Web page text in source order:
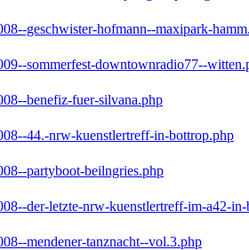
geschwister-hofmann--maxipark-
sommerfest-downtownradio77--
benefiz-fuer-silvana.php
44.-nrw-kuenstlertreff-in-bottrop.php
partyboot-beilngries.php
der-letzte-nrw-kuenstlertreff-im-a42-
mendener-tanznacht--vol.3.php